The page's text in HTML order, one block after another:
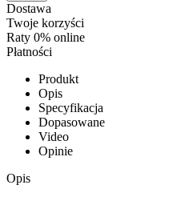
Dostawa
Twoje korzyści
Raty 0% online
Płatności
Produkt
Opis
Specyfikacja
Dopasowane
Video
Opinie
Opis